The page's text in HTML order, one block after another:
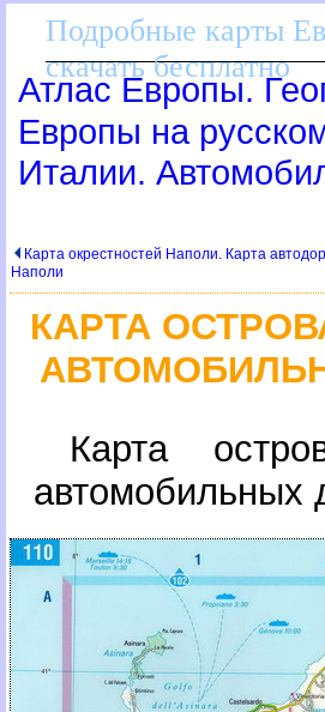
Подробные карты
скачать бесплатно
Атлас Европы.
Европы на
Италии.
Карта окрестностей Наполи. Карта
Наполи
КАРТА
Карта
автомобильных